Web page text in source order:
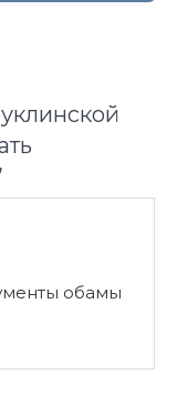
обамы